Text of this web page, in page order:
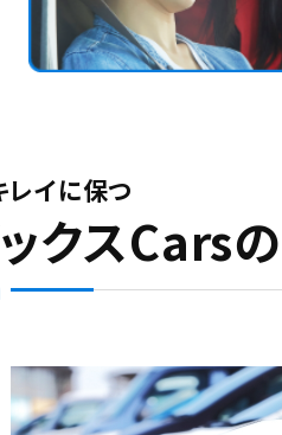
レイに保つ
クスCars